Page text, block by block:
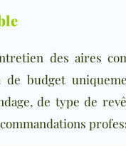
des aires
budget
de type de